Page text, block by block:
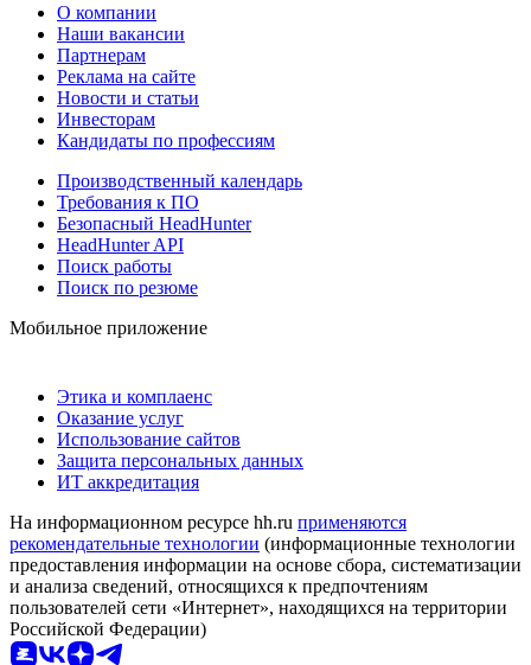
О компании
Наши вакансии
Партнерам
Реклама на сайте
Новости и статьи
Инвесторам
Кандидаты по профессиям
Производственный календарь
Требования к ПО
Безопасный HeadHunter
HeadHunter API
Поиск работы
Поиск по резюме
Мобильное приложение
Этика и комплаенс
Оказание услуг
Использование сайтов
Защита персональных данных
ИТ аккредитация
На информационном ресурсе hh.ru применяются
рекомендательные технологии (информационные технологии
предоставления информации на основе сбора, систематизации
и анализа сведений, относящихся к предпочтениям
пользователей сети «Интернет», находящихся на территории
Российской Федерации)